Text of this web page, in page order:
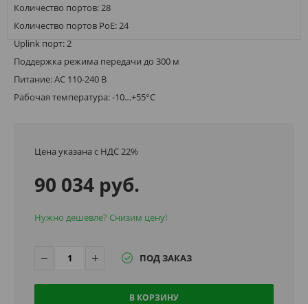
Количество портов: 28
Количество портов PoE: 24
Uplink порт: 2
Поддержка режима передачи до 300 м
Питание: AC 110-240 В
Рабочая температура: -10…+55°C
Цена указана с НДС 22%
90 034 руб.
Нужно дешевле? Снизим цену!
ПОД ЗАКАЗ
В КОРЗИНУ